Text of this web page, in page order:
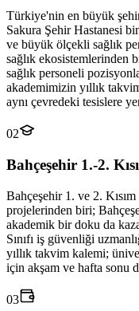
Türkiye'nin en büyük
Sakura Şehir Hastanesi
ve büyük ölçekli sağlık
sağlık ekosistemlerinden
sağlık personeli
akademimizin yıllık
aynı çevredeki tesislere
02
Bahçeşehir 1.-2.
Bahçeşehir 1. ve 2.
projelerinden biri;
akademik bir doku da
Sınıfı iş güvenliği
yıllık takvim kalemi;
için akşam ve hafta sonu
03